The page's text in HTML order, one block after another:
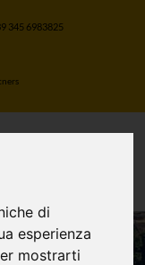
di
esperienza
mostrarti
345 6983825